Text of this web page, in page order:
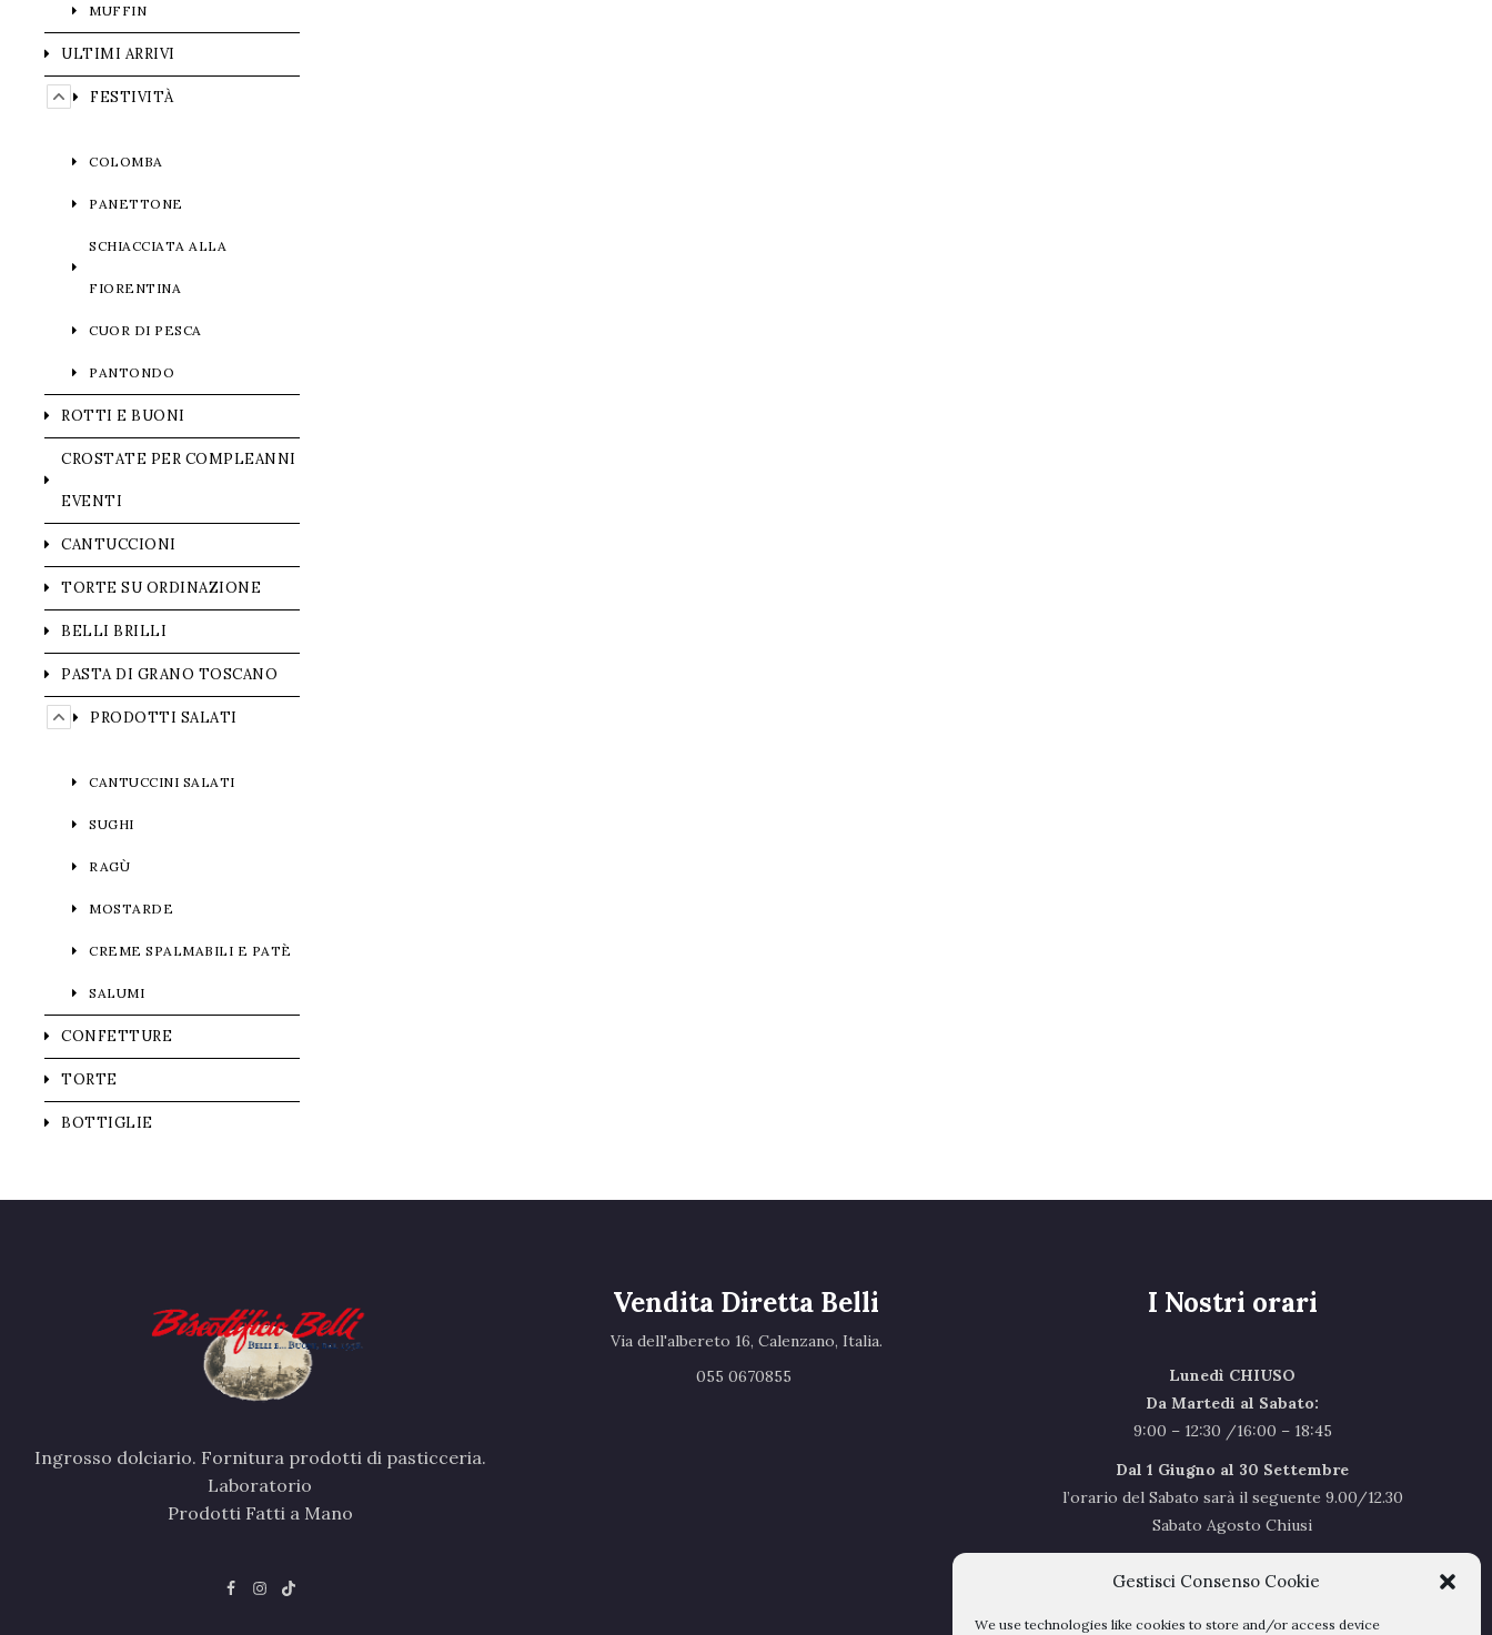
Gestisci Consenso Cookie
We use technologies like cookies to store and/or access device
MUFFIN
ULTIMI ARRIVI
FESTIVITÀ
COLOMBA
PANETTONE
SCHIACCIATA ALLA
FIORENTINA
CUOR DI PESCA
PANTONDO
ROTTI E BUONI
CROSTATE PER COMPLEANNI
EVENTI
CANTUCCIONI
TORTE SU ORDINAZIONE
BELLI BRILLI
PASTA DI GRANO TOSCANO
PRODOTTI SALATI
CANTUCCINI SALATI
SUGHI
RAGÙ
MOSTARDE
CREME SPALMABILI E PATÈ
SALUMI
CONFETTURE
TORTE
BOTTIGLIE
Ingrosso dolciario. Fornitura prodotti di pasticceria.
Laboratorio
Prodotti Fatti a Mano
Vendita Diretta Belli
Via dell'albereto 16, Calenzano, Italia.‎
055 0670855 ‎
I Nostri orari
Lunedì CHIUSO
Da Martedi al Sabato:
9:00 – 12:30 /16:00 – 18:45
Dal 1 Giugno al 30 Settembre
l’orario del Sabato sarà il seguente 9.00/12.30
Sabato Agosto Chiusi